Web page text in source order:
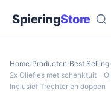
SpieringStore
Home/Producten/Best
2x Oliefles met schenktuit -
Inclusief Trechter en doppen